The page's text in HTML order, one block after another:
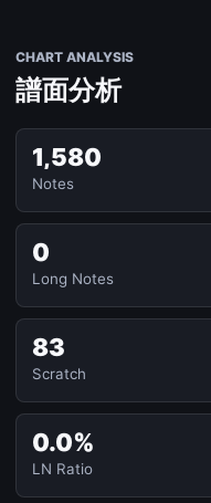
CHART ANALYSIS
譜面分析
1,580
Notes
0
Long Notes
83
Scratch
0.0%
LN Ratio